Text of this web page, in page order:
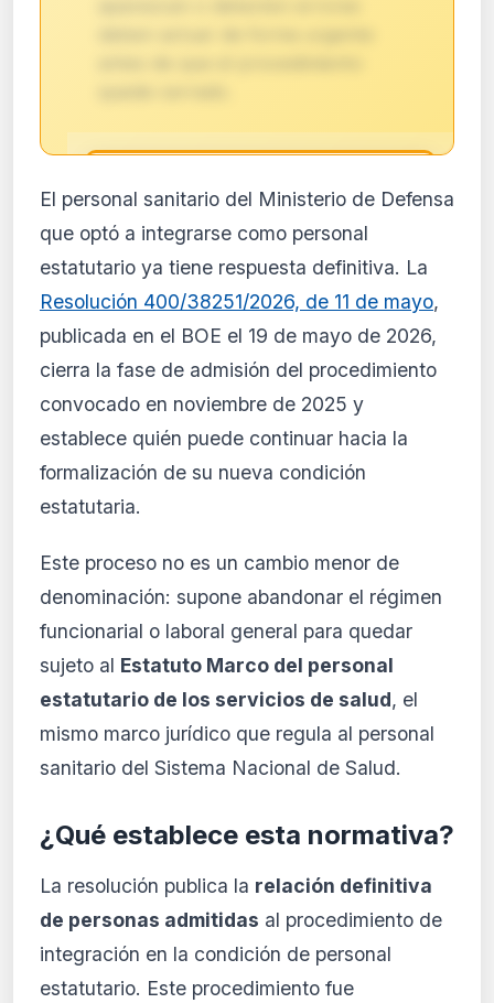
🔒
Análisis de impacto reservado
para suscriptores
El análisis detallado del impacto de esta
normativa está disponible con los planes
completo y recibe alertas personalizadas.
Ver planes
Crear mi cuenta
Desde 9,99 €/mes · Cancela cuando quieras
El personal sanitario del Ministerio de Defensa
que optó a integrarse como personal
estatutario ya tiene respuesta definitiva. La
Resolución 400/38251/2026, de 11 de mayo,
publicada en el BOE el 19 de mayo de 2026,
cierra la fase de admisión del procedimiento
convocado en noviembre de 2025 y
establece quién puede continuar hacia la
formalización de su nueva condición
estatutaria.
Este proceso no es un cambio menor de
denominación: supone abandonar el régimen
funcionarial o laboral general para quedar
sujeto al Estatuto Marco del personal
estatutario de los servicios de salud, el
mismo marco jurídico que regula al personal
sanitario del Sistema Nacional de Salud.
¿Qué establece esta normativa?
La resolución publica la relación definitiva
de personas admitidas al procedimiento de
integración en la condición de personal
estatutario. Este procedimiento fue